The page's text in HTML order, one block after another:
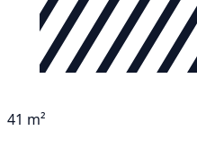
41 m²